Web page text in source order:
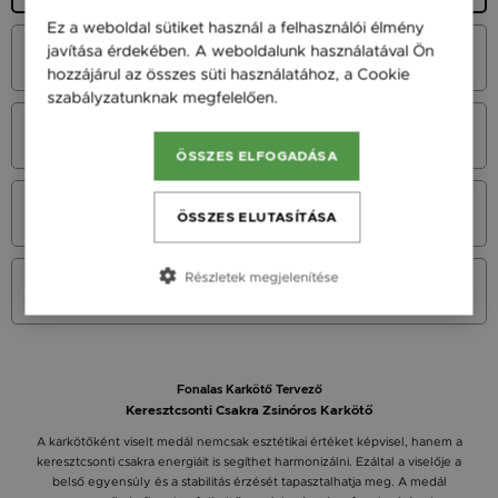
Fehér Arany 14K
45 900 Ft
Sárga arany 9K
Fonalas Karkötő Tervező
Keresztcsonti Csakra Zsinóros Karkötő
A karkötőként viselt medál nemcsak esztétikai értéket képvisel, hanem a
keresztcsonti csakra energiáit is segíthet harmonizálni. Ezáltal a viselője a
belső egyensúly és a stabilitás érzését tapasztalhatja meg. A medál
Ez a weboldal sütiket használ a felhasználói élmény
javítása érdekében. A weboldalunk használatával Ön
hozzájárul az összes süti használatához, a Cookie
szabályzatunknak megfelelően.
ÖSSZES ELFOGADÁSA
ÖSSZES ELUTASÍTÁSA
Részletek megjelenítése